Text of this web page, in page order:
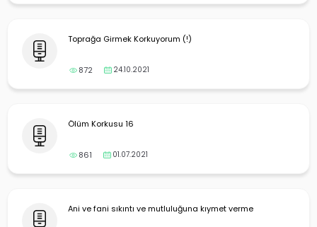
Toprağa Girmek Korkuyorum (!)
872 24.10.2021
Ölüm Korkusu 16
861 01.07.2021
Ani ve fani sıkıntı ve mutluluğuna kıymet verme